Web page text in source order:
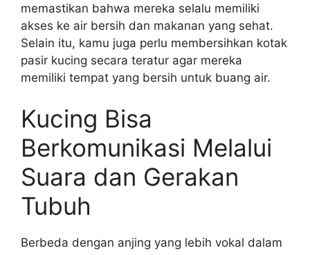
memastikan bahwa mereka selalu memiliki
akses ke air bersih dan makanan yang sehat.
Selain itu, kamu juga perlu membersihkan kotak
pasir kucing secara teratur agar mereka
memiliki tempat yang bersih untuk buang air.
Kucing Bisa
Berkomunikasi Melalui
Suara dan Gerakan
Tubuh
Berbeda dengan anjing yang lebih vokal dalam